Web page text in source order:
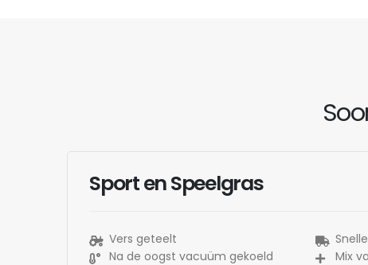
Sport en Speelgras
Vers geteelt
Na de oogst vacuüm gekoeld
Mix